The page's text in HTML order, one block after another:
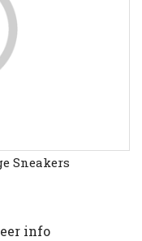
Sneakers
info